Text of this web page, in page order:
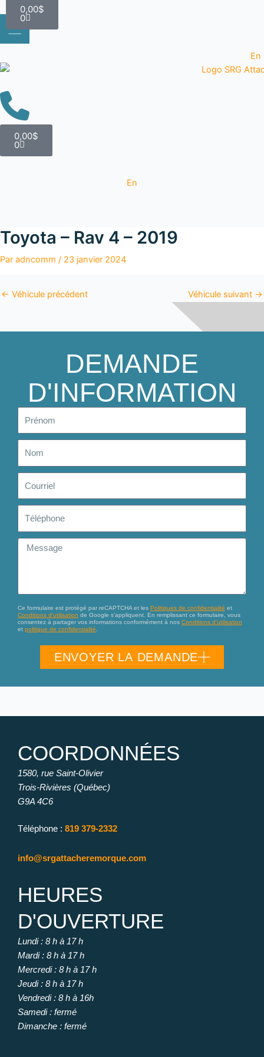
contenu
0,00$
0
En
0,00$
0
Panier
En
Toyota – Rav 4 – 2019
Par adncomm / 23 janvier 2024
← Véhicule précédent Véhicule suivant →
DEMANDE
D'INFORMATION
Message
Ce formulaire est protégé par reCAPTCHA et les Politiques de confidentialité et
Conditions d'utilisation de Google s'appliquent. En remplissant ce formulaire, vous
consentez à partager vos informations conformément à nos Conditions d'utilisation
et politique de confidentialité
ENVOYER LA DEMANDE
COORDONNÉES
1580, rue Saint-Olivier
Trois-Rivières (Québec)
G9A 4C6
Téléphone : 819 379-2332
info@srgattacheremorque.com
HEURES
D'OUVERTURE
Lundi : 8 h à 17 h
Mardi : 8 h à 17 h
Mercredi : 8 h à 17 h
Jeudi : 8 h à 17 h
Vendredi : 8 h à 16h
Samedi : fermé
Dimanche : fermé